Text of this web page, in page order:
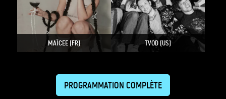
MAÏCEE (FR) TVOD (US)
PROGRAMMATION COMPLÈTE